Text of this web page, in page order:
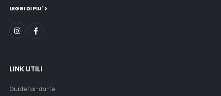
LEGGI DI PIU'
LINK UTILI
Guide fai-da-te